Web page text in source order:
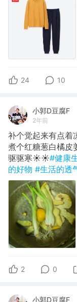
24 10
小郭D豆腐F
2年前
补个觉起来有点着
煮个红糖葱白橘皮
​驱驱寒☀️☀️#健康
的好物 #生活的透
2 0
小郭D豆腐F